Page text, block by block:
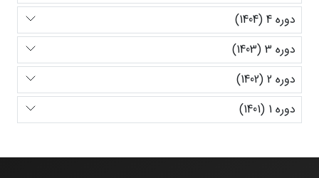
دوره 4 (1404)
دوره 3 (1403)
دوره 2 (1402)
دوره 1 (1401)